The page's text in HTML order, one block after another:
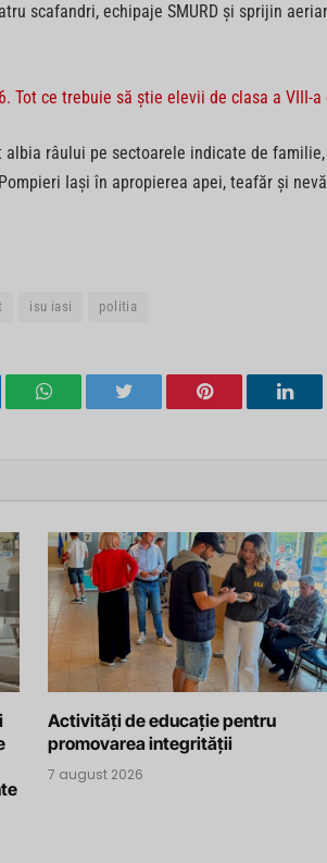
scafandri, echipaje SMURD și sprijin
Tot ce trebuie să știe elevii de clasa a VIII-
râului pe sectoarele indicate de
Iași în apropierea apei, teafăr și
isu iasi politia
WhatsAppTwitter Pinterest
Activități de educație pentru
promovarea integrității
7 august 2026